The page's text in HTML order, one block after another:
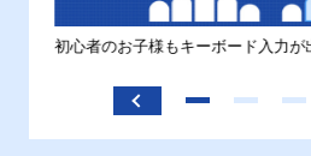
初心者のお子様もキーボード入力が